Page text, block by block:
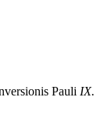
Pauli IX.